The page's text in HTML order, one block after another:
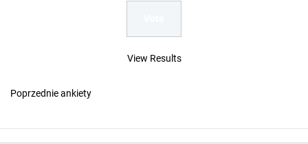
View Results
Poprzednie ankiety